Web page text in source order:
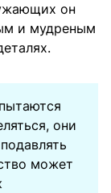
он
и мудреным
они
может